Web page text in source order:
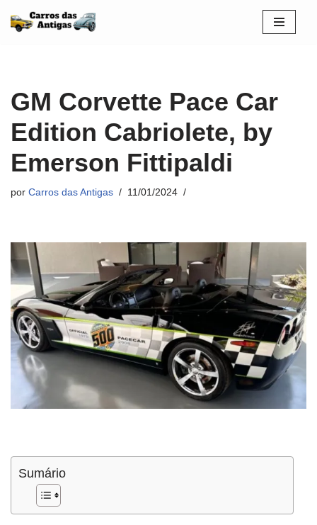
GM Corvette Pace Car
Edition Cabriolete, by
Emerson Fittipaldi
por Carros das Antigas 11/01/2024
Sumário